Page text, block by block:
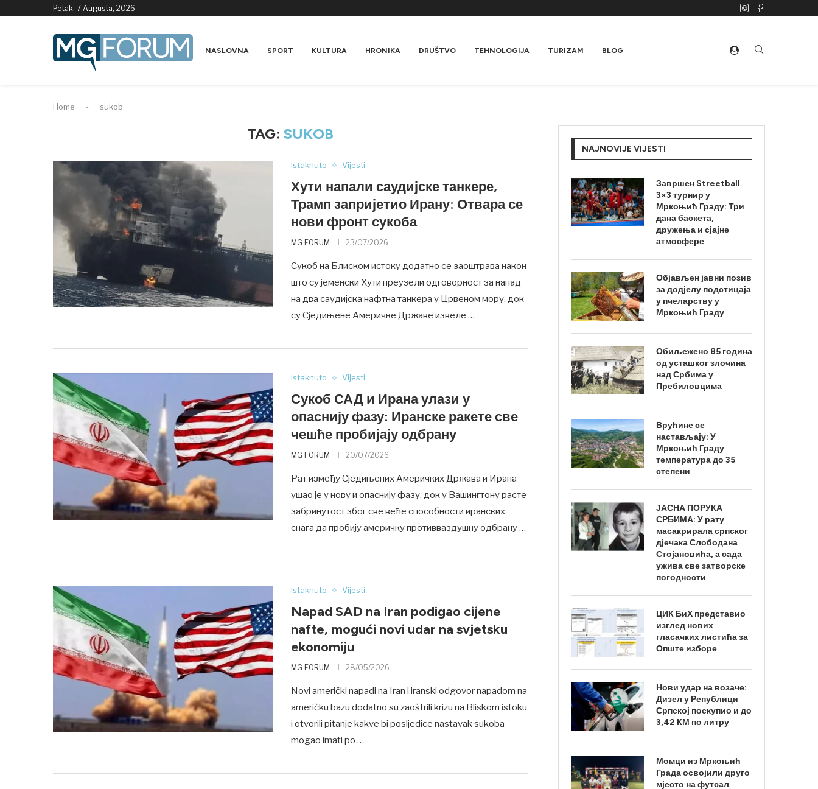
Petak, 7 Augusta, 2026
NASLOVNA SPORT KULTURA HRONIKA DRUŠTVO TEHNOLOGIJA TURIZAM BLOG
Home - sukob
TAG: SUKOB
Istaknuto Vijesti
Хути напали саудијске танкере,
Трамп запријетио Ирану: Отвара се
нови фронт сукоба
MG FORUM 23/07/2026
Сукоб на Блиском истоку додатно се заоштрава након
што су јеменски Хути преузели одговорност за напад
на два саудијска нафтна танкера у Црвеном мору, док
су Сједињене Америчке Државе извеле …
Istaknuto Vijesti
Сукоб САД и Ирана улази у
опаснију фазу: Иранске ракете све
чешће пробијају одбрану
MG FORUM 20/07/2026
Рат између Сједињених Америчких Држава и Ирана
ушао је у нову и опаснију фазу, док у Вашингтону расте
забринутост због све веће способности иранских
снага да пробију америчку противваздушну одбрану …
Istaknuto Vijesti
Napad SAD na Iran podigao cijene
nafte, mogući novi udar na svjetsku
ekonomiju
MG FORUM 28/05/2026
Novi američki napadi na Iran i iranski odgovor napadom na
američku bazu dodatno su zaoštrili krizu na Bliskom istoku
i otvorili pitanje kakve bi posljedice nastavak sukoba
mogao imati po …
NAJNOVIJE VIJESTI
Завршен Streetball
3×3 турнир у
Мркоњић Граду: Три
дана баскета,
дружења и сјајне
атмосфере
Објављен јавни позив
за додјелу подстицаја
у пчеларству у
Мркоњић Граду
Обиљежено 85 година
од усташког злочина
над Србима у
Пребиловцима
Врућине се
настављају: У
Мркоњић Граду
температура до 35
степени
ЈАСНА ПОРУКА
СРБИМА: У рату
масакрирала српског
дјечака Слободана
Стојановића, а сада
ужива све затворске
погодности
ЦИК БиХ представио
изглед нових
гласачких листића за
Опште изборе
Нови удар на возаче:
Дизел у Републици
Српској поскупио и до
3,42 КМ по литру
Момци из Мркоњић
Града освојили друго
мјесто на футсал